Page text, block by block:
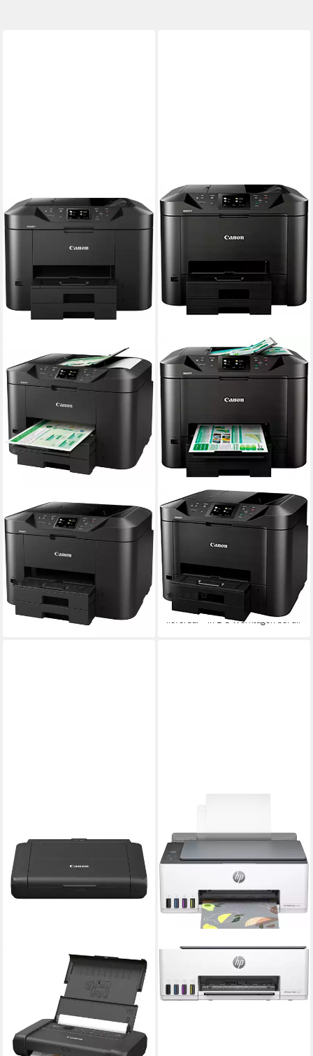
CANON
MAXIFY MB2750 -
Multifunktionsdrucker -
Multifunktionsdrucker
(2)
ab 127,99 €
lieferbar - in 2-3 Werktagen bei dir
CANON
MAXIFY MB5450
1200 x 1200 dpi Auflösung Scan
Tintenstrahl Druckverfahren
(4)
241,19 €
lieferbar - in 2-3 Werktagen bei dir